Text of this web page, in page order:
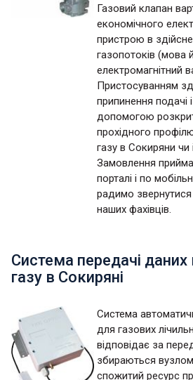
Газовий клапан
економічного
пристрою в
газопотоків (мова
електромагнітний
Пристосуванням
припинення подачі
допомогою
прохідного
газу в Сокиряни чи
Замовлення
порталі і по
радимо
наших фахівців.
Система передачі даних
газу в Сокиряні
Система
для газових
відповідає за
збираються
спожитий ресурс